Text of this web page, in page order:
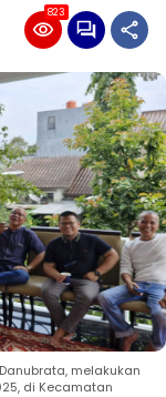
823
melakukan
di Kecamatan